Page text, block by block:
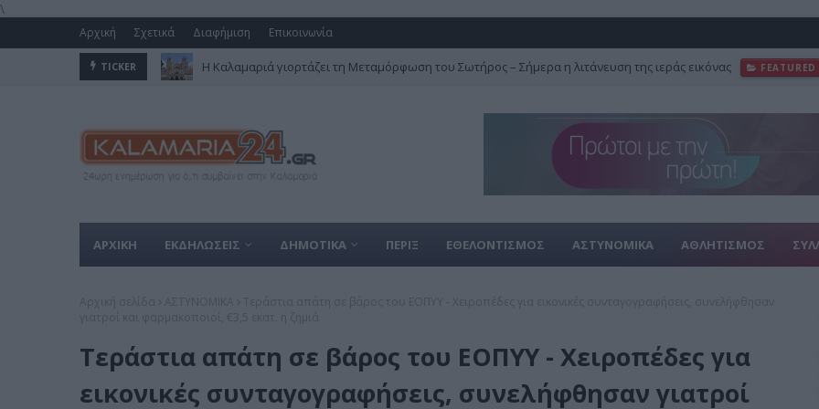
\
Αρχική Σχετικά Διαφήμιση Επικοινωνία
TICKER Η Καλαμαριά γιορτάζει τη Μεταμόρφωση του Σωτήρος – Σήμερα η λιτάνευση της ιεράς εικόνας FEATURED
ΑΡΧΙΚΗ ΕΚΔΗΛΩΣΕΙΣ ΔΗΜΟΤΙΚΑ ΠΕΡΙΞ ΕΘΕΛΟΝΤΙΣΜΟΣ ΑΣΤΥΝΟΜΙΚΑ ΑΘΛΗΤΙΣΜΟΣ
Τεράστια απάτη σε βάρος του ΕΟΠΥΥ - Χειροπέδες για
εικονικές συνταγογραφήσεις, συνελήφθησαν γιατροί